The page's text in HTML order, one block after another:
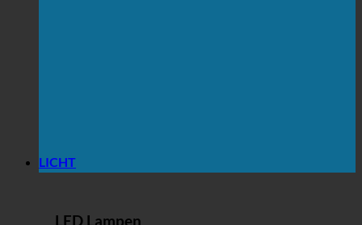
LICHT
LED Lampen